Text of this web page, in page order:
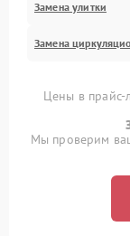
Замена улитки
Замена
Цены в прайс-
Мы проверим